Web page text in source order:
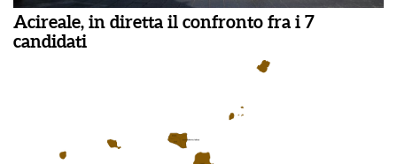
Acireale, in diretta il confronto fra i 7
candidati